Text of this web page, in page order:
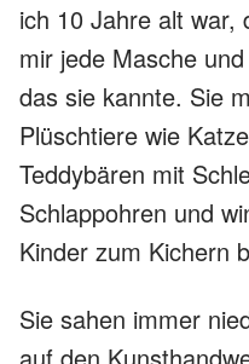
ich 10 Jahre alt war,
mir jede Masche
das sie kannte. Sie
Plüschtiere wie
Teddybären mit
Schlappohren und
Kinder zum Kichern
Sie sahen immer